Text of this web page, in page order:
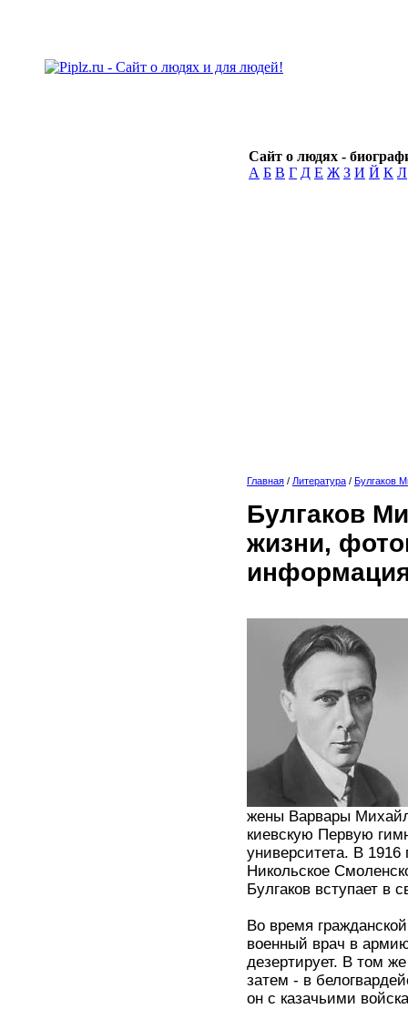
Сайт о людях -
А Б В Г Д Е Ж З И Й К Л
Главная / Литература / Булгаков
Булгаков
жизни,
жены Варвары
киевскую Первую
университета. В
Никольское
Булгаков вступает в
Во время
военный врач в
дезертирует. В том
затем - в
он с казачьими